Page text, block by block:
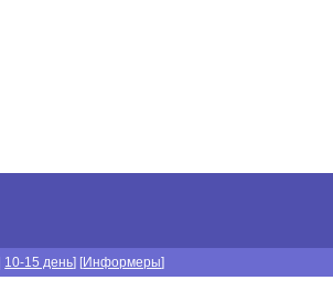
10-15 день] [Информеры]